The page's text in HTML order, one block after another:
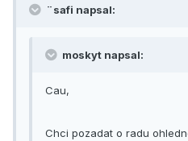
¨safi napsal:
moskyt napsal:
Cau,
Chci pozadat o radu